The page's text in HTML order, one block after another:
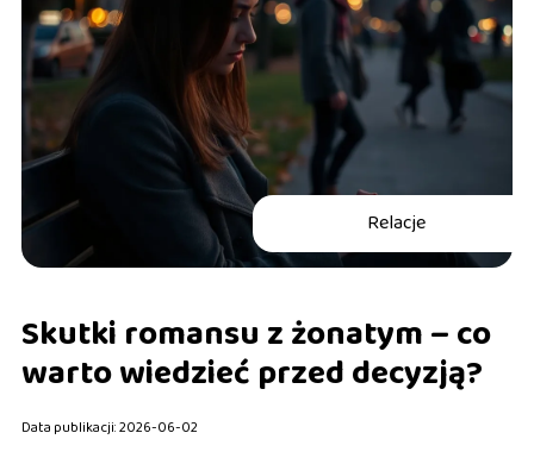
Relacje
Skutki romansu z żonatym – co
warto wiedzieć przed decyzją?
Data publikacji: 2026-06-02